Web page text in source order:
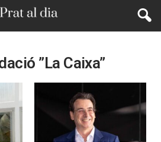
”la Caixa”